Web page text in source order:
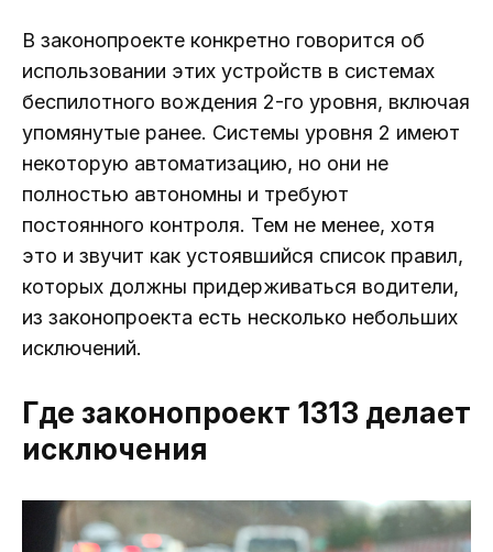
В законопроекте конкретно говорится об
использовании этих устройств в системах
беспилотного вождения 2-го уровня, включая
упомянутые ранее. Системы уровня 2 имеют
некоторую автоматизацию, но они не
полностью автономны и требуют
постоянного контроля. Тем не менее, хотя
это и звучит как устоявшийся список правил,
которых должны придерживаться водители,
из законопроекта есть несколько небольших
исключений.
Где законопроект 1313 делает
исключения